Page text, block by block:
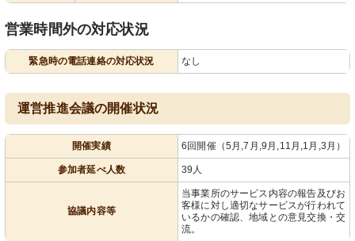
営業時間外の対応状況
緊急時の電話連絡の対応状況 なし
運営推進会議の開催状況
開催実績 6回開催（5月,7月,9月,11月,1月,3月）
参加者延べ人数 39人
協議内容等
当事業所のサービス内容の報告及びお
客様に対し適切なサービスが行われて
いるかの確認、地域との意見交換・交
流。